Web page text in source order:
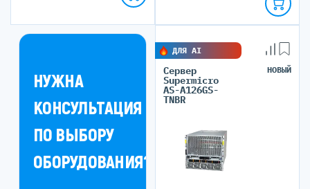
НУЖНА
КОНСУЛЬТАЦИЯ
ПО ВЫБОРУ
ОБОРУДОВАНИЯ?
ДЛЯ AI
Сервер
Supermicro
AS-A126GS-
TNBR
НОВЫЙ